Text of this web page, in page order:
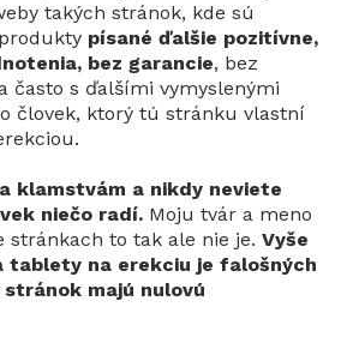
takých stránok, kde sú
písané ďalšie pozitívne,
bez garancie, bez
často s ďalšími vymyslenými
človek, ktorý tú stránku vlastní
klamstvám a nikdy neviete
niečo radí. Moju tvár a meno
stránkach to tak ale nie je.Vyše
tablety na erekciu je falošných
majú nulovú